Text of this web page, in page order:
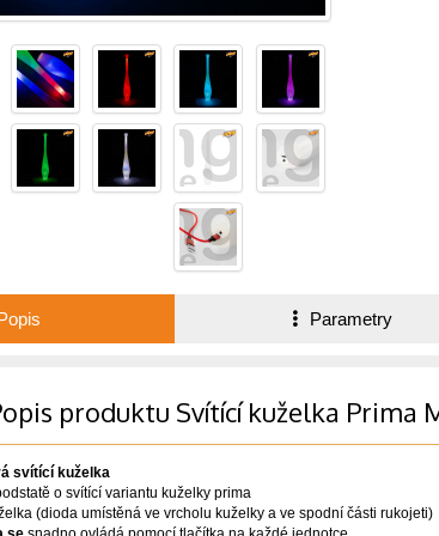
Parametry
produktu Svítící kuželka Prima
svítící kuželka
o svítící variantu kuželky prima
(dioda umístěná ve vrcholu kuželky a ve spodní části rukojeti)